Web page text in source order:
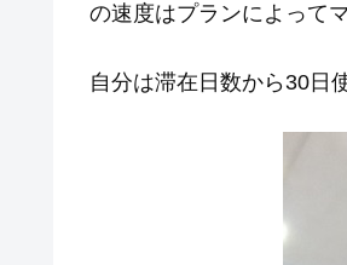
の速度はプランによって
自分は滞在日数から30日